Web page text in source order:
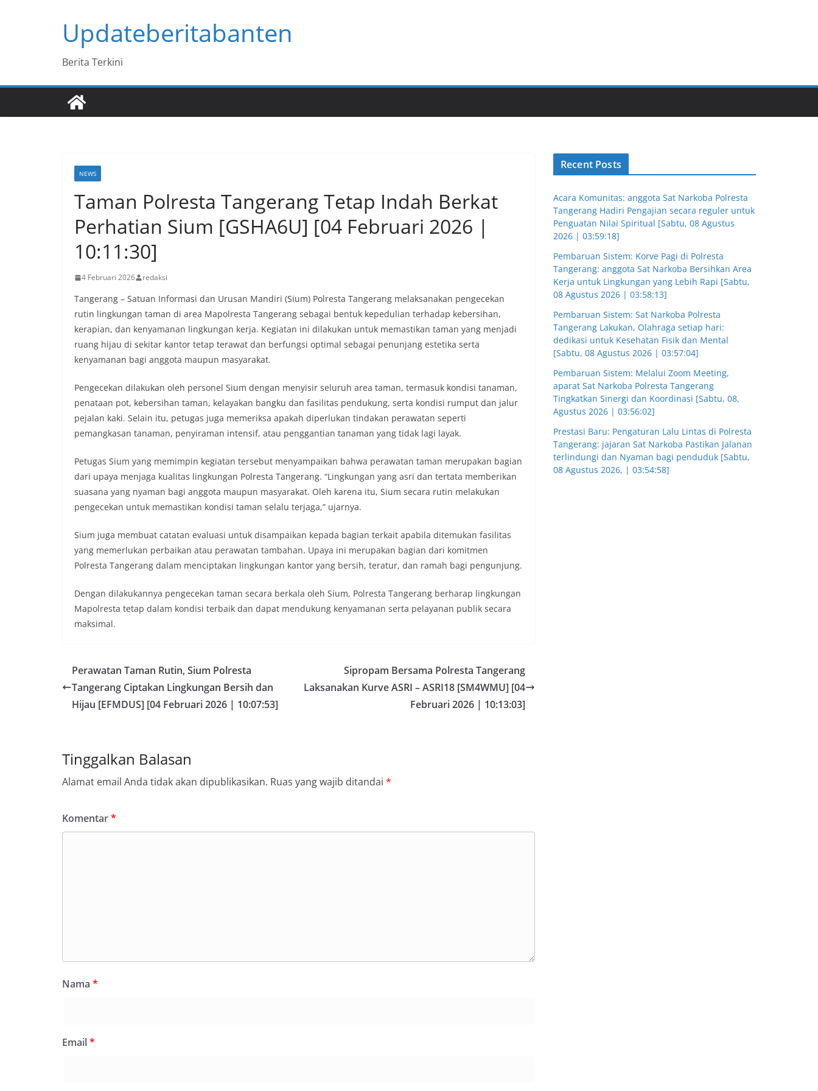
Updateberitabanten
Berita Terkini
NEWS
Taman Polresta Tangerang Tetap Indah Berkat
Perhatian Sium [GSHA6U] [04 Februari 2026 |
10:11:30]
4 Februari 2026 redaksi
Tangerang – Satuan Informasi dan Urusan Mandiri (Sium) Polresta Tangerang melaksanakan pengecekan
rutin lingkungan taman di area Mapolresta Tangerang sebagai bentuk kepedulian terhadap kebersihan,
kerapian, dan kenyamanan lingkungan kerja. Kegiatan ini dilakukan untuk memastikan taman yang menjadi
ruang hijau di sekitar kantor tetap terawat dan berfungsi optimal sebagai penunjang estetika serta
kenyamanan bagi anggota maupun masyarakat.
Pengecekan dilakukan oleh personel Sium dengan menyisir seluruh area taman, termasuk kondisi tanaman,
penataan pot, kebersihan taman, kelayakan bangku dan fasilitas pendukung, serta kondisi rumput dan jalur
pejalan kaki. Selain itu, petugas juga memeriksa apakah diperlukan tindakan perawatan seperti
pemangkasan tanaman, penyiraman intensif, atau penggantian tanaman yang tidak lagi layak.
Petugas Sium yang memimpin kegiatan tersebut menyampaikan bahwa perawatan taman merupakan bagian
dari upaya menjaga kualitas lingkungan Polresta Tangerang. “Lingkungan yang asri dan tertata memberikan
suasana yang nyaman bagi anggota maupun masyarakat. Oleh karena itu, Sium secara rutin melakukan
pengecekan untuk memastikan kondisi taman selalu terjaga,” ujarnya.
Sium juga membuat catatan evaluasi untuk disampaikan kepada bagian terkait apabila ditemukan fasilitas
yang memerlukan perbaikan atau perawatan tambahan. Upaya ini merupakan bagian dari komitmen
Polresta Tangerang dalam menciptakan lingkungan kantor yang bersih, teratur, dan ramah bagi pengunjung.
Dengan dilakukannya pengecekan taman secara berkala oleh Sium, Polresta Tangerang berharap lingkungan
Mapolresta tetap dalam kondisi terbaik dan dapat mendukung kenyamanan serta pelayanan publik secara
maksimal.
Perawatan Taman Rutin, Sium Polresta
Tangerang Ciptakan Lingkungan Bersih dan
Hijau [EFMDUS] [04 Februari 2026 | 10:07:53]
Sipropam Bersama Polresta Tangerang
Laksanakan Kurve ASRI – ASRI18 [SM4WMU] [04
Februari 2026 | 10:13:03]
Tinggalkan Balasan
Alamat email Anda tidak akan dipublikasikan. Ruas yang wajib ditandai *
Komentar*
Nama *
Email*
Recent Posts
Acara Komunitas: anggota Sat Narkoba Polresta
Tangerang Hadiri Pengajian secara reguler untuk
Penguatan Nilai Spiritual [Sabtu, 08 Agustus
2026 | 03:59:18]
Pembaruan Sistem: Korve Pagi di Polresta
Tangerang: anggota Sat Narkoba Bersihkan Area
Kerja untuk Lingkungan yang Lebih Rapi [Sabtu,
08 Agustus 2026 | 03:58:13]
Pembaruan Sistem: Sat Narkoba Polresta
Tangerang Lakukan, Olahraga setiap hari:
dedikasi untuk Kesehatan Fisik dan Mental
[Sabtu, 08 Agustus 2026 | 03:57:04]
Pembaruan Sistem: Melalui Zoom Meeting,
aparat Sat Narkoba Polresta Tangerang
Tingkatkan Sinergi dan Koordinasi [Sabtu, 08,
Agustus 2026 | 03:56:02]
Prestasi Baru: Pengaturan Lalu Lintas di Polresta
Tangerang: jajaran Sat Narkoba Pastikan Jalanan
terlindungi dan Nyaman bagi penduduk [Sabtu,
08 Agustus 2026, | 03:54:58]